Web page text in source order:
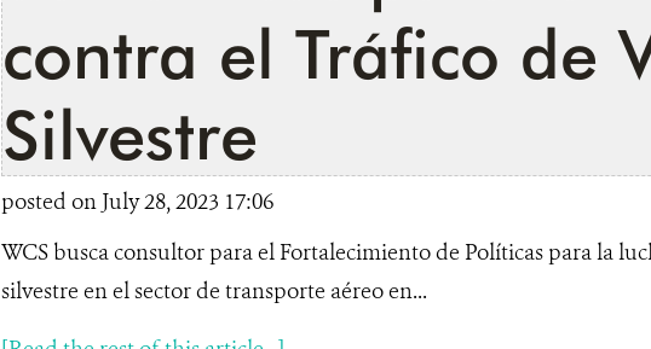
contra el Tráfico de
Silvestre
posted on July 28, 2023 17:06
WCS busca consultor para el Fortalecimiento de Políticas para la
silvestre en el sector de transporte aéreo en...